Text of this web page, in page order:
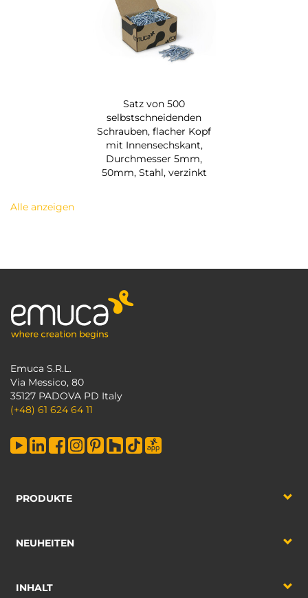
Satz von 500
selbstschneidenden
Schrauben, flacher Kopf
mit Innensechskant,
Durchmesser 5mm,
50mm, Stahl, verzinkt
Alle anzeigen
Emuca S.R.L.
Via Messico, 80
35127 PADOVA PD Italy
(+48) 61 624 64 11
PRODUKTE
NEUHEITEN
INHALT